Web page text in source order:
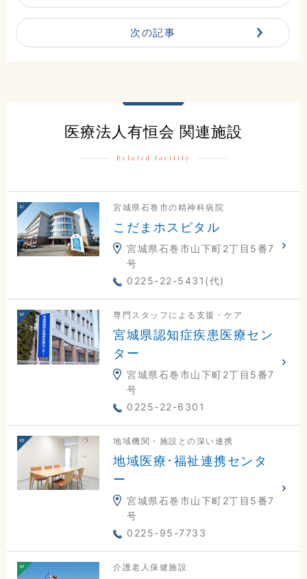
次の記事
医療法人有恒会 関連施設
Related facility
宮城県石巻市の精神科病院
こだまホスピタル
宮城県石巻市山下町2丁目5番7
号
0225-22-5431(代)
専門スタッフによる支援・ケア
宮城県認知症疾患医療セン
ター
宮城県石巻市山下町2丁目5番7
号
0225-22-6301
地域機関・施設との深い連携
地域医療･福祉連携センタ
ー
宮城県石巻市山下町2丁目5番7
号
0225-95-7733
介護老人保健施設